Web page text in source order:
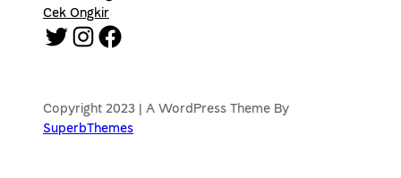
Cek Ongkir
Twitter Instagram Facebook
Copyright 2023 | A WordPress Theme By
SuperbThemes